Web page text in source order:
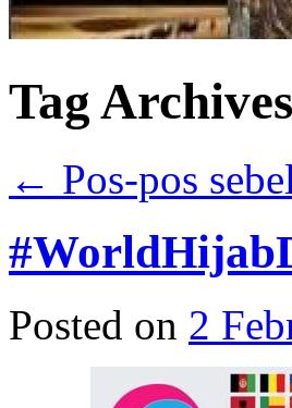
Tag
← Pos-pos
Posted on 2